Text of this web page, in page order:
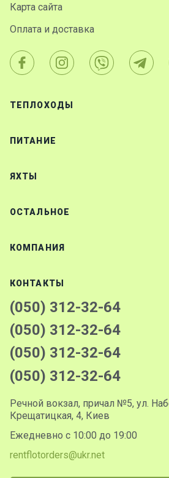
Карта сайта
Оплата и доставка
ТЕПЛОХОДЫ
ПИТАНИЕ
ЯХТЫ
ОСТАЛЬНОЕ
КОМПАНИЯ
КОНТАКТЫ
(050) 312-32-64
(050) 312-32-64
(050) 312-32-64
(050) 312-32-64
Речной вокзал, причал №5, ул.
Крещатицкая, 4, Киев
Ежедневно с 10:00 до 19:00
rentflotorders@ukr.net